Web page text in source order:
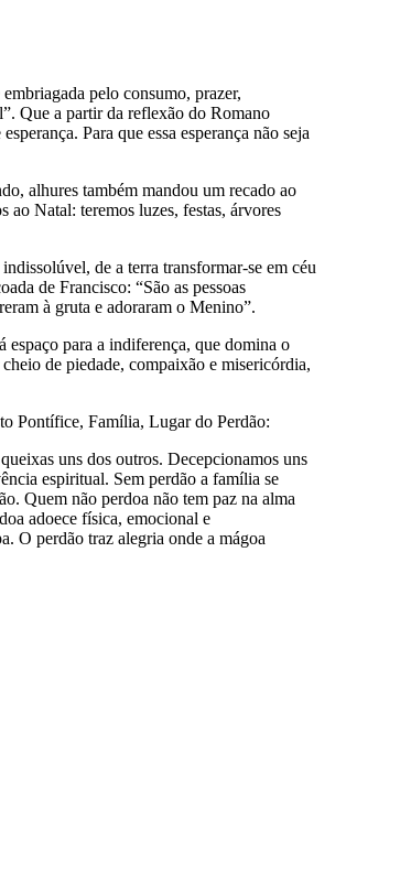
pelo consumo, prazer,
Que a partir da reflexão do Romano
Para que essa esperança não seja
alhures também mandou um recado ao
Natal: teremos luzes, festas, árvores
de a terra transformar-se em céu
de Francisco: “São as pessoas
à gruta e adoraram o Menino”.
para a indiferença, que domina o
de piedade, compaixão e misericórdia,
Pontífice, Família, Lugar do Perdão:
uns dos outros. Decepcionamos uns
espiritual. Sem perdão a família se
Quem não perdoa não tem paz na alma
adoece física, emocional e
O perdão traz alegria onde a mágoa